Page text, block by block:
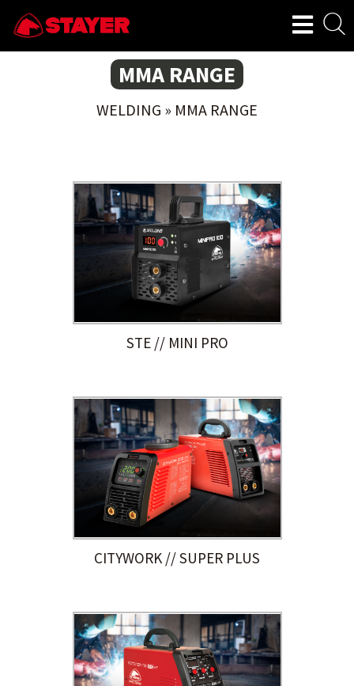
MMA RANGE
WELDING » MMA RANGE
STE // MINI PRO
CITYWORK // SUPER PLUS